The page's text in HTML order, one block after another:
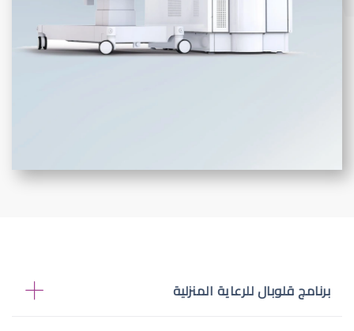
برنامج قلوبال للرعاية المنزلية